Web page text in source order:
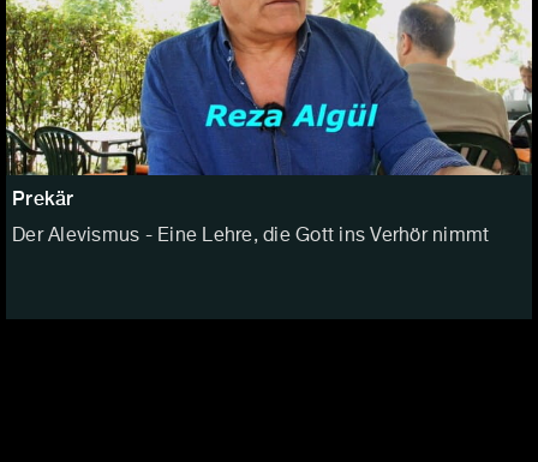
Prekär
Der Alevismus - Eine Lehre, die Gott ins Verhör nimmt